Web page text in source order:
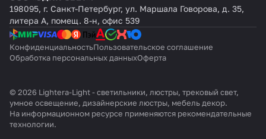
198095, г. Санкт-Петербург, ул. Маршала Говорова, д. 35,
литера А, помещ. 8-н, офис 539
КонфиденциальностьПользовательское соглашение
Обработка персональных данныхОферта
© 2026 Lightera-Light - светильники, люстры, трековый свет,
умное освещение, дизайнерские люстры, мебель декор.
На информационном ресурсе применяются рекомендательные
технологии.